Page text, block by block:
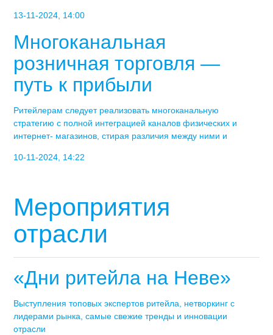
13-11-2024, 14:00
Многоканальная
розничная торговля —
путь к прибыли
Ритейлерам следует реализовать многоканальную
стратегию с полной интеграцией каналов физических и
интернет- магазинов, стирая различия между ними и
10-11-2024, 14:22
Мероприятия
отрасли
«Дни ритейла на Неве»
Выступления топовых экспертов ритейла, нетворкинг с
лидерами рынка, самые свежие тренды и инновации
отрасли